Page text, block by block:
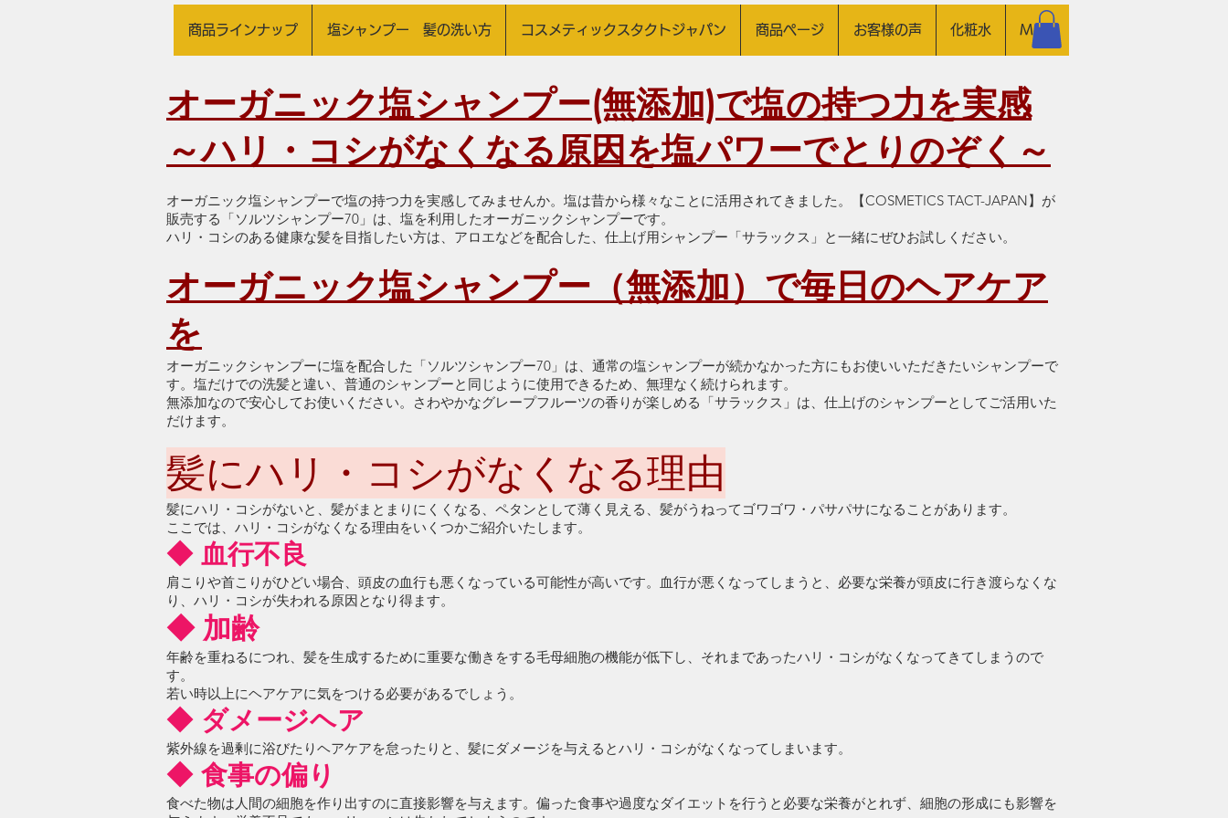
商品ラインナップ 塩シャンプー 髪の洗い方 コスメティックスタクトジャパン 商品ページ お客様の声 化粧水 More
オーガニック塩シャンプー(無添加)で塩の持つ力を実感
～ハリ・コシがなくなる原因を塩パワーでとりのぞく～
オーガニック塩シャンプーで塩の持つ力を実感してみませんか。塩は昔から様々なことに活用されてきました。【COSMETICS TACT-JAPAN】が
販売する「ソルツシャンプー70」は、塩を利用したオーガニックシャンプーです。
ハリ・コシのある健康な髪を目指したい方は、アロエなどを配合した、仕上げ用シャンプー「サラックス」と一緒にぜひお試しください。
オーガニック塩シャンプー（無添加）で毎日のヘアケア
を
オーガニックシャンプーに塩を配合した「ソルツシャンプー70」は、通常の塩シャンプーが続かなかった方にもお使いいただきたいシャンプーで
す。塩だけでの洗髪と違い、普通のシャンプーと同じように使用できるため、無理なく続けられます。
無添加なので安心してお使いください。さわやかなグレープフルーツの香りが楽しめる「サラックス」は、仕上げのシャンプーとしてご活用いた
だけます。
髪にハリ・コシがなくなる理由
髪にハリ・コシがないと、髪がまとまりにくくなる、ペタンとして薄く見える、髪がうねってゴワゴワ・パサパサになることがあります。
ここでは、ハリ・コシがなくなる理由をいくつかご紹介いたします。
◆ 血行不良
肩こりや首こりがひどい場合、頭皮の血行も悪くなっている可能性が高いです。血行が悪くなってしまうと、必要な栄養が頭皮に行き渡らなくな
り、ハリ・コシが失われる原因となり得ます。
◆ 加齢
年齢を重ねるにつれ、髪を生成するために重要な働きをする毛母細胞の機能が低下し、それまであったハリ・コシがなくなってきてしまうので
す。
若い時以上にヘアケアに気をつける必要があるでしょう。
◆ ダメージヘア
紫外線を過剰に浴びたりヘアケアを怠ったりと、髪にダメージを与えるとハリ・コシがなくなってしまいます。
◆ 食事の偏り
食べた物は人間の細胞を作り出すのに直接影響を与えます。偏った食事や過度なダイエットを行うと必要な栄養がとれず、細胞の形成にも影響を